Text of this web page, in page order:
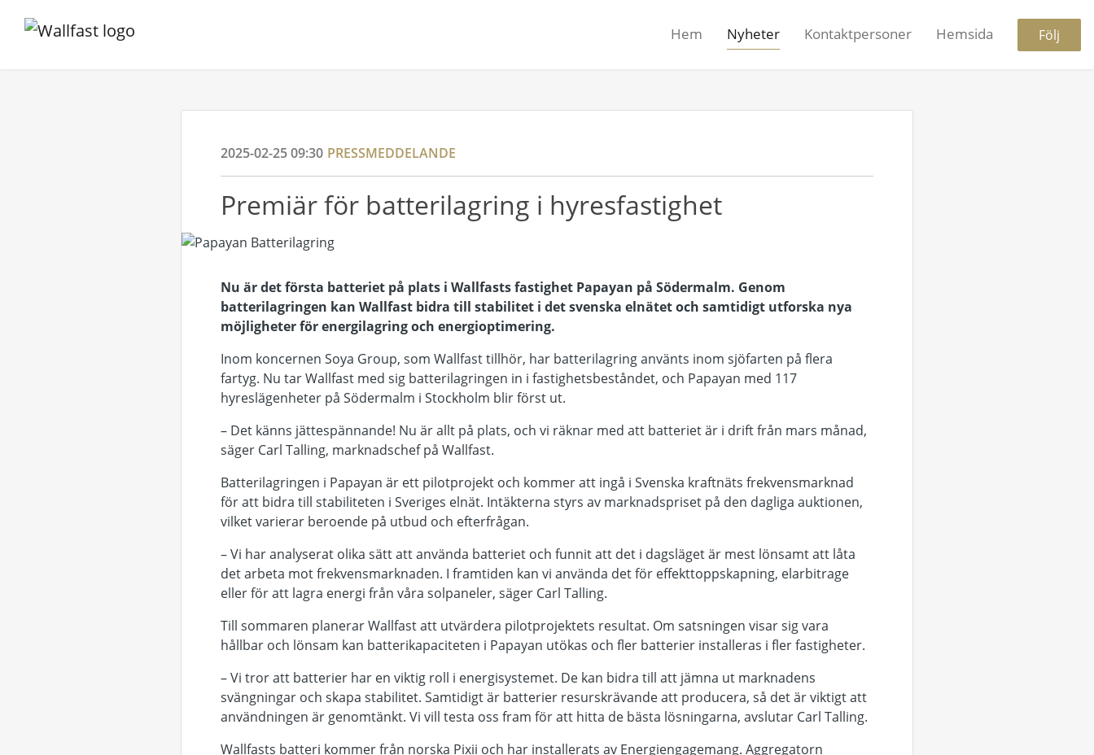
Hem Nyheter Kontaktpersoner Hemsida Följ
2025-02-25 09:30 PRESSMEDDELANDE
Premiär för batterilagring i hyresfastighet
Nu är det första batteriet på plats i Wallfasts fastighet Papayan på Södermalm. Genom
batterilagringen kan Wallfast bidra till stabilitet i det svenska elnätet och samtidigt utforska nya
möjligheter för energilagring och energioptimering.
Inom koncernen Soya Group, som Wallfast tillhör, har batterilagring använts inom sjöfarten på flera
fartyg. Nu tar Wallfast med sig batterilagringen in i fastighetsbeståndet, och Papayan med 117
hyreslägenheter på Södermalm i Stockholm blir först ut.
– Det känns jättespännande! Nu är allt på plats, och vi räknar med att batteriet är i drift från mars månad,
säger Carl Talling, marknadschef på Wallfast.
Batterilagringen i Papayan är ett pilotprojekt och kommer att ingå i Svenska kraftnäts frekvensmarknad
för att bidra till stabiliteten i Sveriges elnät. Intäkterna styrs av marknadspriset på den dagliga auktionen,
vilket varierar beroende på utbud och efterfrågan.
– Vi har analyserat olika sätt att använda batteriet och funnit att det i dagsläget är mest lönsamt att låta
det arbeta mot frekvensmarknaden. I framtiden kan vi använda det för effekttoppskapning, elarbitrage
eller för att lagra energi från våra solpaneler, säger Carl Talling.
Till sommaren planerar Wallfast att utvärdera pilotprojektets resultat. Om satsningen visar sig vara
hållbar och lönsam kan batterikapaciteten i Papayan utökas och fler batterier installeras i fler fastigheter.
– Vi tror att batterier har en viktig roll i energisystemet. De kan bidra till att jämna ut marknadens
svängningar och skapa stabilitet. Samtidigt är batterier resurskrävande att producera, så det är viktigt att
användningen är genomtänkt. Vi vill testa oss fram för att hitta de bästa lösningarna, avslutar Carl Talling.
Wallfasts batteri kommer från norska Pixii och har installerats av Energiengagemang. Aggregatorn